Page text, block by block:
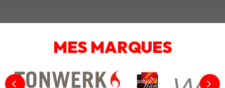
MES MARQUES